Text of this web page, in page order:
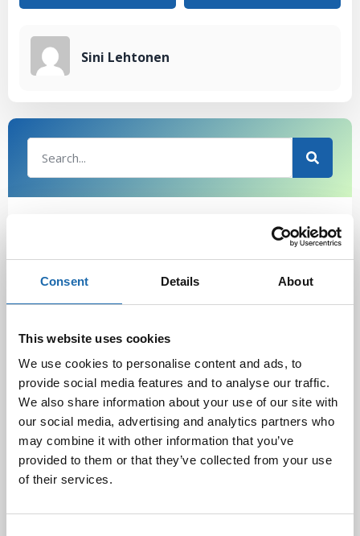
Consent Details About
This website uses cookies
We use cookies to personalise content and ads, to
provide social media features and to analyse our traffic.
We also share information about your use of our site with
our social media, advertising and analytics partners who
may combine it with other information that you’ve
provided to them or that they’ve collected from your use
of their services.
Sini Lehtonen
Black Friday & cyber Monday 2025!
verkkokaupassa!
10.03.2025
Softcare Ystävänpäivä ale
10.02.2025